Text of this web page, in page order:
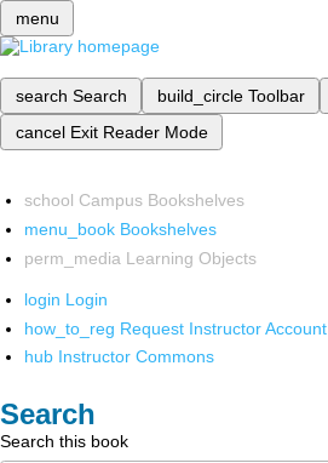
menu
search Search build_circle Toolbar
cancel Exit Reader Mode
school Campus Bookshelves
menu_book Bookshelves
perm_media Learning Objects
login Login
how_to_reg Request Instructor Account
hub Instructor Commons
Search
Search this book